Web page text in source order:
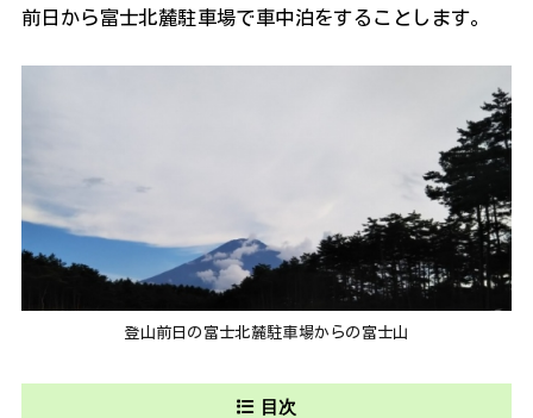
前日から富士北麓駐車場で車中泊をすることします。
登山前日の富士北麓駐車場からの富士山
目次